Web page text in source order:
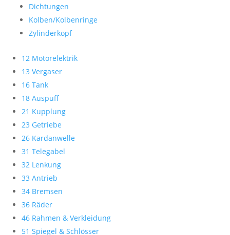
Dichtungen
Kolben/Kolbenringe
Zylinderkopf
12 Motorelektrik
13 Vergaser
16 Tank
18 Auspuff
21 Kupplung
23 Getriebe
26 Kardanwelle
31 Telegabel
32 Lenkung
33 Antrieb
34 Bremsen
36 Räder
46 Rahmen & Verkleidung
51 Spiegel & Schlösser